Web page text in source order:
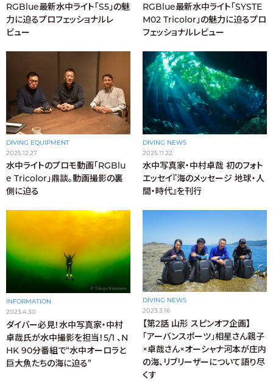
RGBlue最新水中ライト「S5」の魅
力に迫るプロフェッショナルレ
ビュー
RGBlue最新水中ライト「SYSTE
M02 Tricolor」の魅力に迫るプロ
フェッショナルレビュー
DIVING EQUIPMENT
2025.12.27
水中ライトのプロモ動画「RGBlu
e Tricolor」鼎談。動画撮影の裏
側に迫る
DIVING NEWS
2025.11.22
水中写真家・中村卓哉 初のフォト
エッセイ『海のメッセージ 地球・人
間・時代』を刊行
INFORMATION
2023.4.30
ダイバー必見！水中写真家・中村
卓哉氏が水中撮影を担当！5/1 、N
HK 90分番組で“水中オーロラと
巨大魚たちの海に迫る”
DIVING NEWS
2023.3.16
【第2話 山形 スピンオフ企画】
「アーバンスポーツ」相星さん親子
×卓哉さん×オーシャナ河本が庄内
の海、リブリーザーについて語り尽
くす